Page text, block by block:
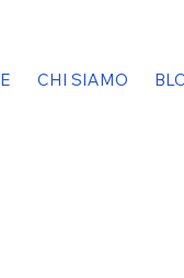
CHI SIAMO